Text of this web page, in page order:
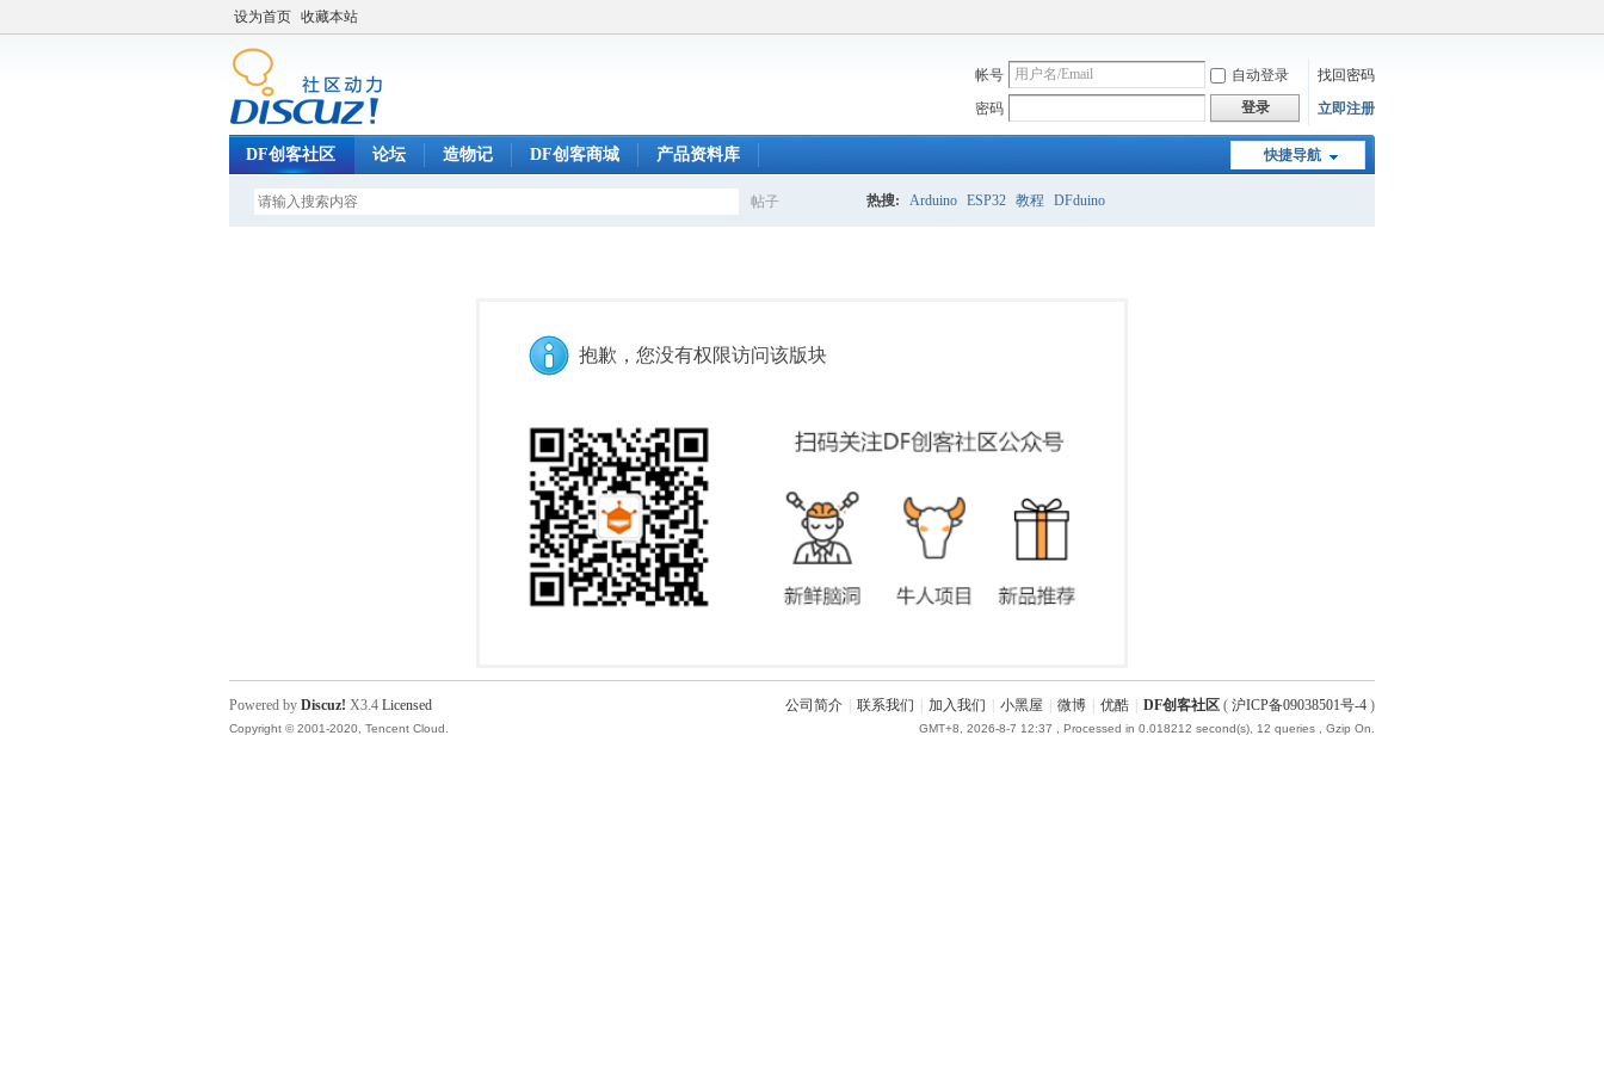
设为首页 收藏本站
帐号 自动登录
找回密码
密码
登录 立即注册
快捷导航
DF创客社区 论坛 造物记 DF创客商城 产品资料库
帖子 热搜: Arduino ESP32 教程 DFduino
抱歉，您没有权限访问该版块
公司简介 联系我们 加入我们 小黑屋 微博 优酷 DF创客社区 ( 沪ICP备09038501号-4 )
GMT+8, 2026-8-7 12:37 , Processed in 0.018212 second(s), 12 queries , Gzip On.
Powered by Discuz! X3.4 Licensed
Copyright © 2001-2020, Tencent Cloud.